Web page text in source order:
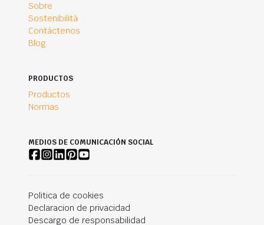
Sobre
Sostenibilità
Contáctenos
Blog
PRODUCTOS
Productos
Normas
MEDIOS DE COMUNICACIÓN SOCIAL
Politica de cookies
Declaracion de privacidad
Descargo de responsabilidad